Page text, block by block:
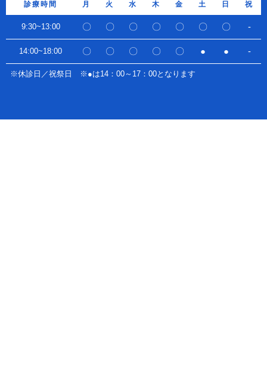
診療時間 月 火 水 木 金 土 日 祝
9:30~13:00 〇 〇 〇 〇 〇 〇 〇 -
14:00~18:00 〇 〇 〇 〇 〇 ● ● -
※休診日／祝祭日 ※●は14：00～17：00となります